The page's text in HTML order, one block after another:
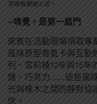
芽蘇格蘭威士忌。
–嗅覺，是第一扇門
來賓在活動現場領取專
風味原型香氣卡與互動
列、雪莉桶12年與15年
燻、巧克力……這些風
光與橡木之間的靜默協
信。